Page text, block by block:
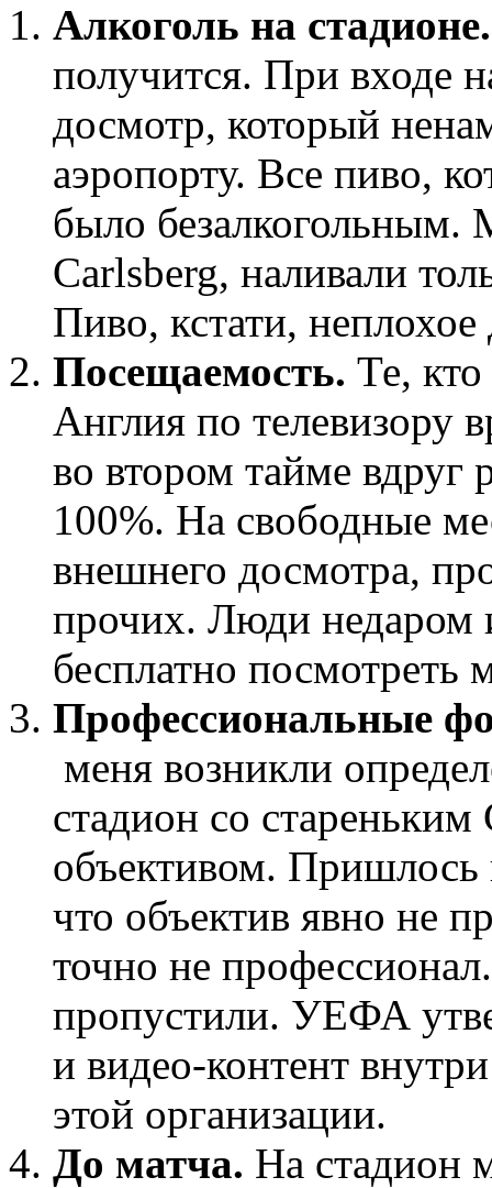
Алкоголь на стадионе.
получится. При входе
досмотр, который
аэропорту. Все пиво,
было безалкогольным.
Carlsberg, наливали
Пиво, кстати, неплохое
Посещаемость. Те,
Англия по телевизору
во втором тайме вдруг
100%. На свободные
внешнего досмотра,
прочих. Люди недаром
бесплатно посмотреть
Профессиональные
меня возникли
стадион со
объективом. Пришлось
что объектив явно не
точно не
пропустили. УЕФА
и видео-контент
этой организации.
До матча. На стадион